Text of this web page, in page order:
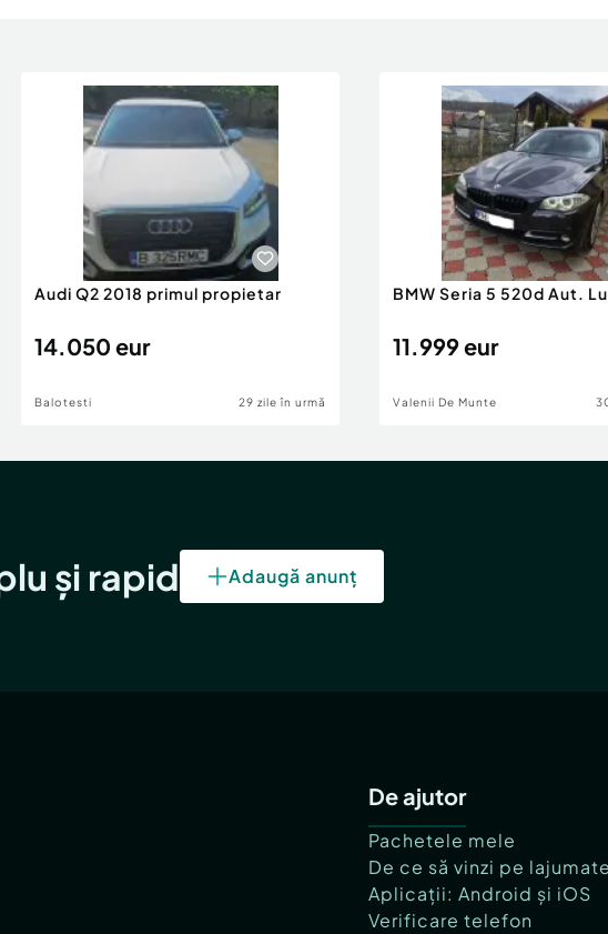
Audi Q2 2018 primul propietar
14.050 eur
Balotesti 29 zile în urmă
BMW Seria 5 520d Aut.
11.999 eur
Valenii De Munte
și rapid Adaugă anunț
De ajutor
Pachetele mele
De ce să vinzi pe
Aplicații: Android și iOS
Verificare telefon